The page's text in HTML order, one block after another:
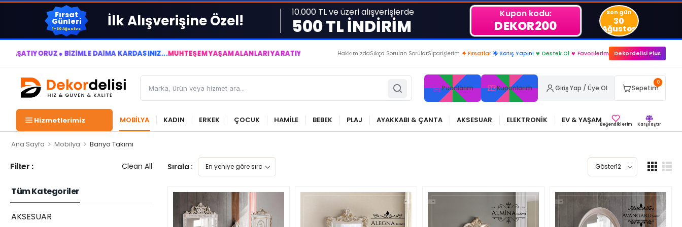
Fırsat
Günleri
1-30 Ağustos İlk Alışverişine Özel! 10.000 TL ve üzeri alışverişlerde
500 TL İNDİRİM
Kupon kodu:
DEKOR200
Son gün
30
Ağustos
● BİZİMLE DAİMA KÂRDASINIZ...MUHTEŞEM YAŞAM ALANLARI YARATIYOR VE YAŞATIYORUZ ● BİZİMLE DAİMA KÂRDASINIZ...
HakkımızdaSıkça Sorulan SorularSiparişlerim ✦ Fırsatlar ☀ Satış Yapın! ♥ Destek Ol ♥ Favorilerim Dekordelisi Plus
Puanlarım Kuponlarım Giriş Yap / Üye Ol
0
Sepetim
Hizmetlerimiz MOBİLYA KADIN ERKEK ÇOCUK HAMİLE BEBEK PLAJ AYAKKABI & ÇANTA AKSESUAR ELEKTRONİK EV & YAŞAMBeğendiklerim Karşılaştır
Ana Sayfa > Mobilya > Banyo Takımı
Filter : Clean All
Tüm Kategoriler
AKSESUAR
Sırala :